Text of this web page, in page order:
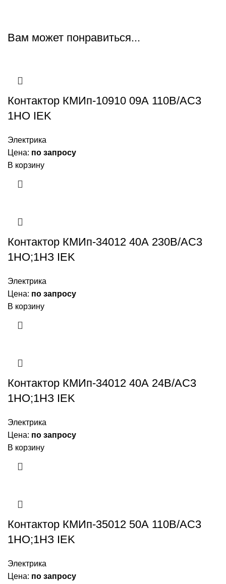
Вам может понравиться...
Контактор КМИп-10910 09А 110В/АС3
1НО IEK
Электрика
Цена: по запросу
В корзину
Контактор КМИп-34012 40А 230В/АС3
1НО;1НЗ IEK
Электрика
Цена: по запросу
В корзину
Контактор КМИп-34012 40А 24В/АС3
1НО;1НЗ IEK
Электрика
Цена: по запросу
В корзину
Контактор КМИп-35012 50А 110В/АС3
1НО;1НЗ IEK
Электрика
Цена: по запросу